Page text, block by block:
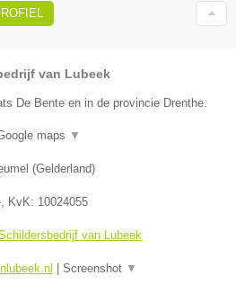
van Lubeek
De Bente en in de provincie Drenthe.
maps ▼
(Gelderland)
, KvK: 10024055
van Lubeek
Screenshot ▼